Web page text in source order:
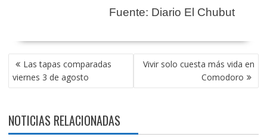
Fuente: Diario El Chubut
NAVEGACIÓN
DE
ENTRADAS
Las tapas comparadas
viernes 3 de agosto
Vivir solo cuesta más vida en
Comodoro
NOTICIAS RELACIONADAS